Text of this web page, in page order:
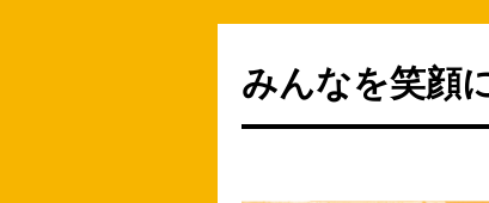
みんなを笑顔